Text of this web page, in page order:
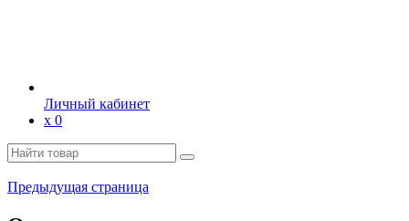
Личный кабинет
х 0
Предыдущая страница